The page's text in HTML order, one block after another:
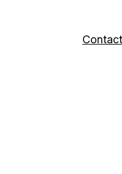
Contact